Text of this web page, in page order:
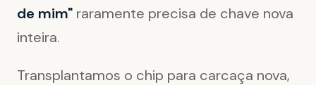
de mim" raramente precisa de chave nova
inteira.
Transplantamos o chip para carcaça nova,